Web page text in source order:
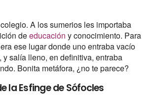
A los sumerios les importaba
deeducación y conocimiento. Para
ese lugar donde uno entraba vacío
y salía lleno, en definitiva, entraba
Bonita metáfora, ¿no te parece?
la Esfinge de Sófocles